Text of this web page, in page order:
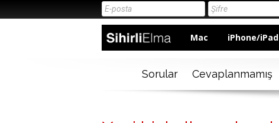
Mac iPhone/iPad
Sorular Cevaplanmamış